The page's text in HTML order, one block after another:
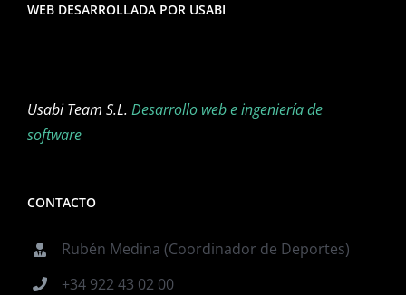
WEB DESARROLLADA POR USABI
Usabi Team S.L. Desarrollo web e ingeniería de
software
CONTACTO
Rubén Medina (Coordinador de Deportes)
+34 922 43 02 00